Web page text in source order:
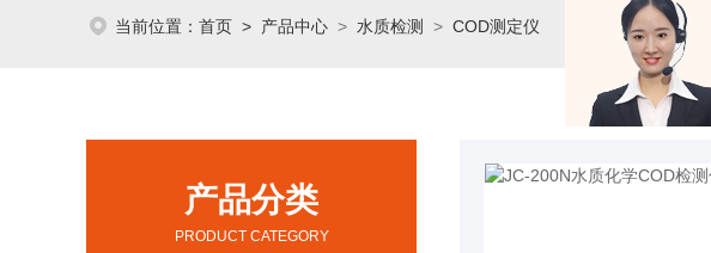
当前位置： 首页 > 产品中心 > 水质检测 > COD测定仪
产品分类
PRODUCT CATEGORY